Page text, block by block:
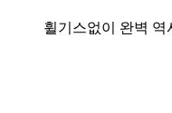
휠기스없이 완벽 역